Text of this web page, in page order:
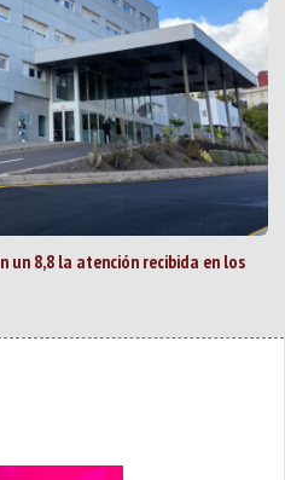
un 8,8 la atención recibida en los